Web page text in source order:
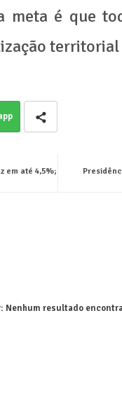
meta é que
em até 4,5%;
Nenhum resultado